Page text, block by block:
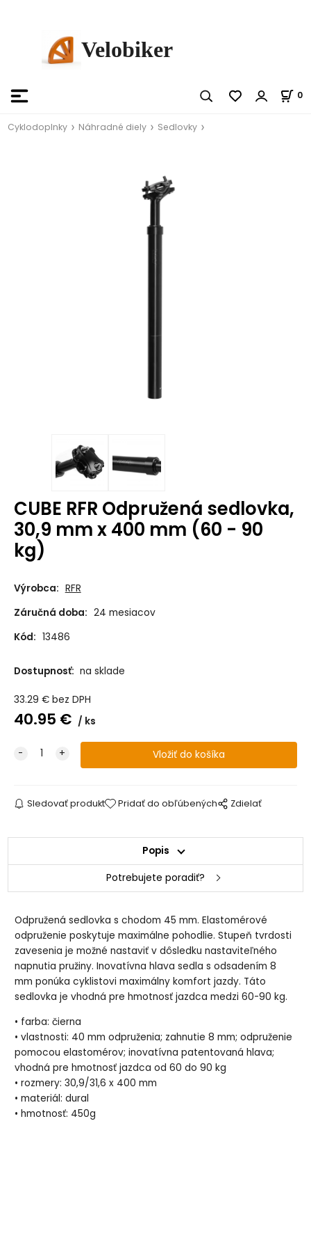
Velobiker
0
Cyklodoplnky Náhradné diely Sedlovky
CUBE RFR Odpružená sedlovka,
30,9 mm x 400 mm (60 - 90
kg)
Výrobca: RFR
Záručná doba: 24 mesiacov
Kód: 13486
Dostupnosť: na sklade
33.29 € bez DPH
40.95 € ks
Sledovať produkt Pridať do obľúbených Zdielať
Popis
Potrebujete poradiť?
Odpružená sedlovka s chodom 45 mm. Elastomérové
odpruženie poskytuje maximálne pohodlie. Stupeň tvrdosti
zavesenia je možné nastaviť v dôsledku nastaviteľného
napnutia pružiny. Inovatívna hlava sedla s odsadením 8
mm ponúka cyklistovi maximálny komfort jazdy. Táto
sedlovka je vhodná pre hmotnosť jazdca medzi 60-90 kg.
• farba: čierna
• vlastnosti: 40 mm odpruženia; zahnutie 8 mm; odpruženie
pomocou elastomérov; inovatívna patentovaná hlava;
vhodná pre hmotnosť jazdca od 60 do 90 kg
• rozmery: 30,9/31,6 x 400 mm
• materiál: dural
• hmotnosť: 450g